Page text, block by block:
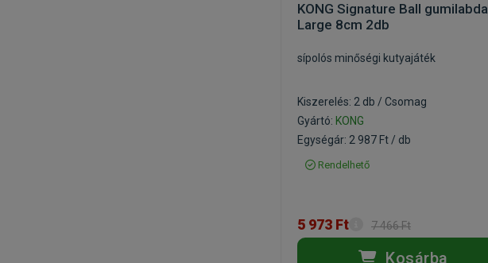
KONG Signature Ball gumilabda
Large 8cm 2db
sípolós minőségi kutyajáték
Kiszerelés: 2 db / Csomag
Gyártó: KONG
Egységár: 2 987 Ft / db
Rendelhető
5 973 Ft 7 466 Ft
Kosárba